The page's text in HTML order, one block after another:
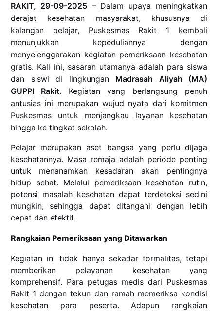
RAKIT, 29-09-2025 – Dalam upaya meningkatkan
derajat kesehatan masyarakat, khususnya di
kalangan pelajar, Puskesmas Rakit 1 kembali
menunjukkan kepeduliannya dengan
menyelenggarakan kegiatan pemeriksaan kesehatan
gratis. Kali ini, sasaran utamanya adalah para siswa
dan siswi di lingkungan
Madrasah Aliyah (MA)
GUPPI Rakit. Kegiatan yang berlangsung penuh
antusias ini merupakan wujud nyata dari komitmen
Puskesmas untuk menjangkau layanan kesehatan
hingga ke tingkat sekolah.
Pelajar merupakan aset bangsa yang perlu dijaga
kesehatannya. Masa remaja adalah periode penting
untuk menanamkan kesadaran akan pentingnya
hidup sehat. Melalui pemeriksaan kesehatan rutin,
potensi masalah kesehatan dapat terdeteksi sedini
mungkin, sehingga dapat ditangani dengan lebih
cepat dan efektif.
Rangkaian Pemeriksaan yang Ditawarkan
Kegiatan ini tidak hanya sekadar formalitas, tetapi
memberikan pelayanan kesehatan yang
komprehensif. Para petugas medis dari Puskesmas
Rakit 1 dengan tekun dan ramah memeriksa kondisi
kesehatan para peserta. Adapun rangkaian